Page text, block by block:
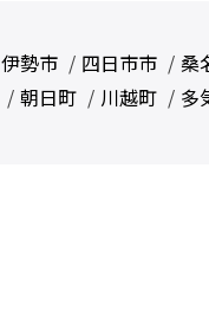
伊勢市 四日市市 桑
朝日町 川越町 多